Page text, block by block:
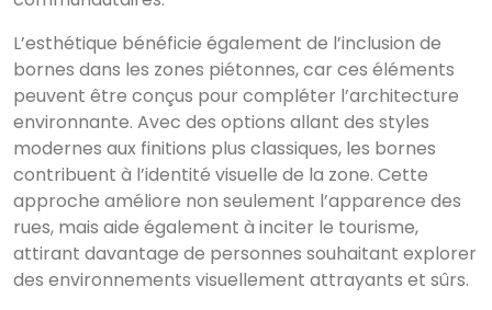
L’esthétique bénéficie également de l’inclusion de
bornes dans les zones piétonnes, car ces éléments
peuvent être conçus pour compléter l’architecture
environnante. Avec des options allant des styles
modernes aux finitions plus classiques, les bornes
contribuent à l’identité visuelle de la zone. Cette
approche améliore non seulement l’apparence des
rues, mais aide également à inciter le tourisme,
attirant davantage de personnes souhaitant explorer
des environnements visuellement attrayants et sûrs.